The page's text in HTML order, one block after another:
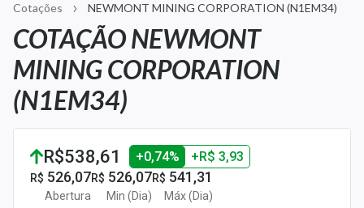
Newsletters
Money Trader
Últimas Notícias
Newsletters
Cotações NEWMONT MINING CORPORATION (N1EM34)
COTAÇÃO NEWMONT
MINING CORPORATION
(N1EM34)
R$538,61 +0,74% +R$ 3,93
R$ 526,07
Abertura
R$ 526,07
Min (Dia)
R$ 541,31
Máx (Dia)